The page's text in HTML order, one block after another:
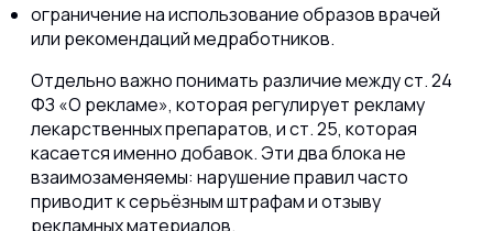
ограничение на использование образов врачей
или рекомендаций медработников.
Отдельно важно понимать различие между ст. 24
ФЗ «О рекламе», которая регулирует рекламу
лекарственных препаратов, и ст. 25, которая
касается именно добавок. Эти два блока не
взаимозаменяемы: нарушение правил часто
приводит к серьёзным штрафам и отзыву
рекламных материалов.